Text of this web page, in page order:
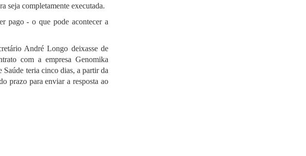
seja completamente executada.
pago - o que pode acontecer a
André Longo deixasse de
com a empresa Genomika
teria cinco dias, a partir da
prazo para enviar a resposta ao